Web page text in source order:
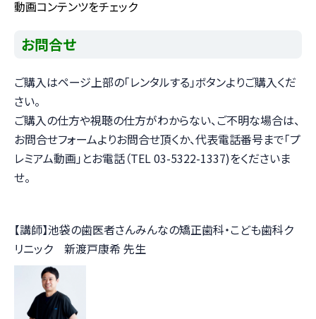
動画コンテンツをチェック
お問合せ
ご購入はページ上部の「レンタルする」ボタンよりご購入くだ
さい。
ご購入の仕方や視聴の仕方がわからない、ご不明な場合は、
お問合せフォームよりお問合せ頂くか、代表電話番号まで「プ
レミアム動画」とお電話（TEL 03-5322-1337)をくださいま
せ。
【講師】池袋の歯医者さんみんなの矯正歯科・こども歯科ク
リニック 新渡戸康希 先生